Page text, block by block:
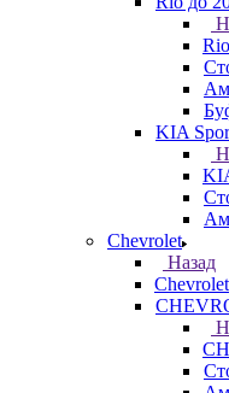
KIA
Chevrolet
Назад
Chevrolet